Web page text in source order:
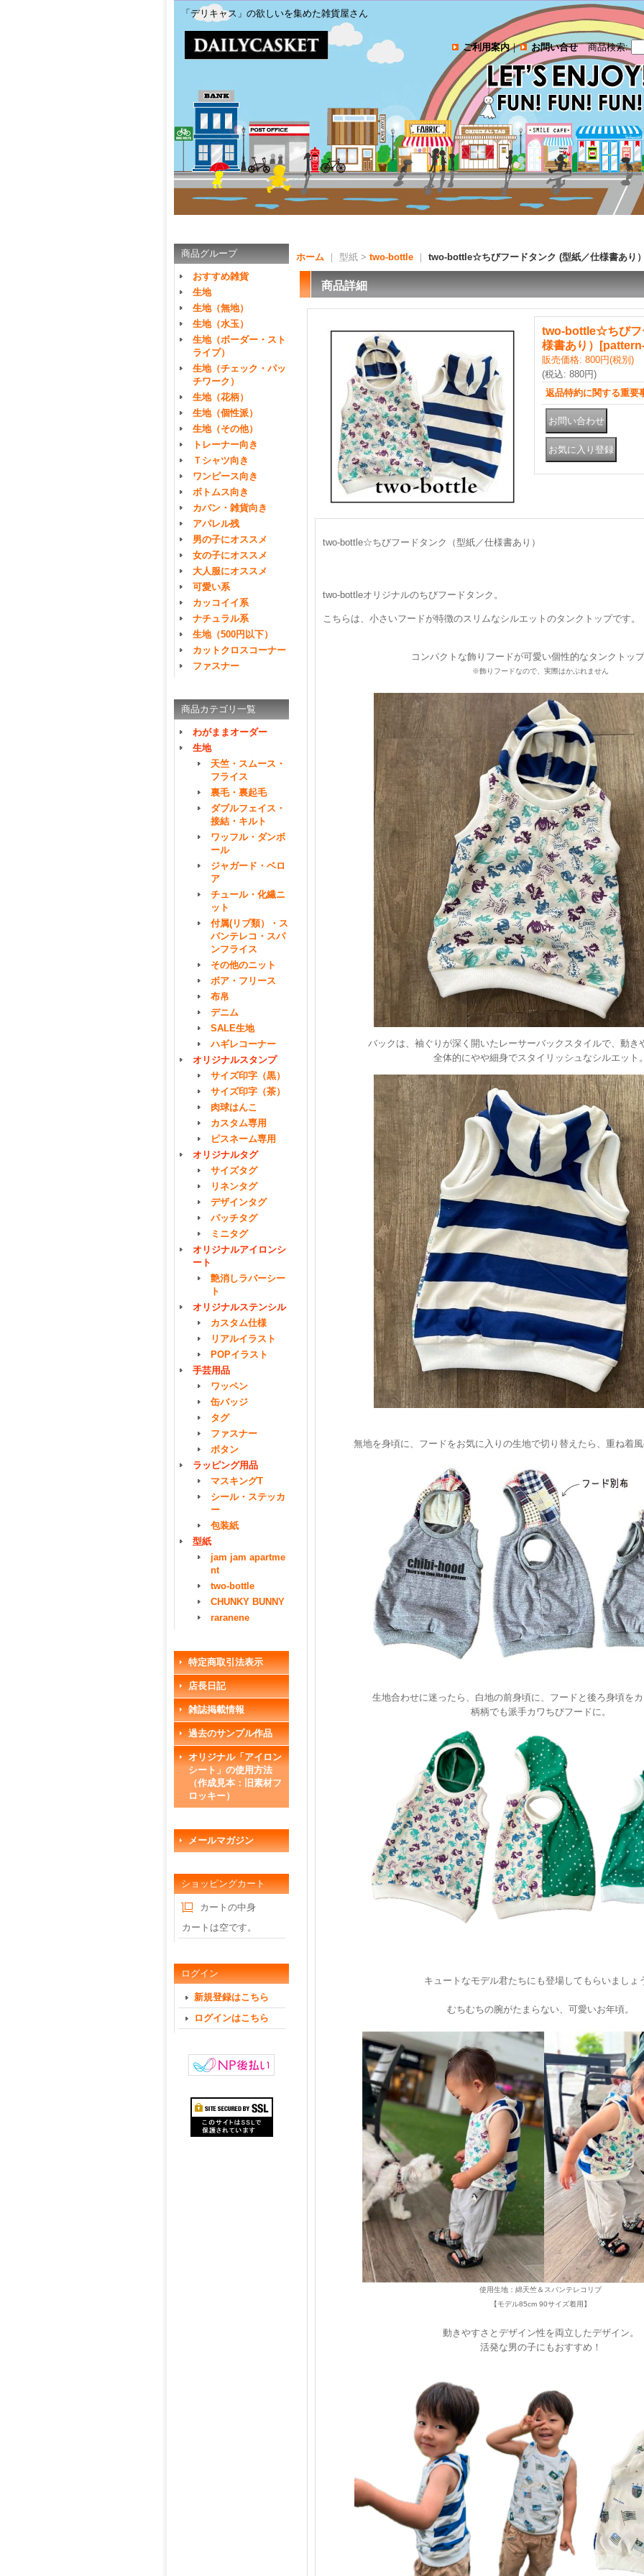
「デリキャス」の欲しいを集めた雑貨屋さん
ご利用案内｜ お問い合せ 商品検索:
商品グループ
おすすめ雑貨
生地
生地（無地）
生地（水玉）
生地（ボーダー・スト
ライプ）
生地（チェック・パッ
チワーク）
生地（花柄）
生地（個性派）
生地（その他）
トレーナー向き
Ｔシャツ向き
ワンピース向き
ボトムス向き
カバン・雑貨向き
アパレル残
男の子にオススメ
女の子にオススメ
大人服にオススメ
可愛い系
カッコイイ系
ナチュラル系
生地（500円以下）
カットクロスコーナー
ファスナー
商品カテゴリ一覧
わがままオーダー
生地
天竺・スムース・
フライス
裏毛・裏起毛
ダブルフェイス・
接結・キルト
ワッフル・ダンボ
ール
ジャガード・ベロ
ア
チュール・化繊ニ
ット
付属(リブ類）・ス
パンテレコ・スパ
ンフライス
その他のニット
ボア・フリース
布帛
デニム
SALE生地
ハギレコーナー
オリジナルスタンプ
サイズ印字（黒）
サイズ印字（茶）
肉球はんこ
カスタム専用
ピスネーム専用
オリジナルタグ
サイズタグ
リネンタグ
デザインタグ
パッチタグ
ミニタグ
オリジナルアイロンシ
ート
艶消しラバーシー
ト
オリジナルステンシル
カスタム仕様
リアルイラスト
POPイラスト
手芸用品
ワッペン
缶バッジ
タグ
ファスナー
ボタン
ラッピング用品
マスキングT
シール・ステッカ
ー
包装紙
型紙
jam jam apartme
nt
two-bottle
CHUNKY BUNNY
raranene
特定商取引法表示
店長日記
雑誌掲載情報
過去のサンプル作品
オリジナル「アイロン
シート」の使用方法
（作成見本：旧素材フ
ロッキー）
メールマガジン
ショッピングカート
カートの中身
カートは空です。
ログイン
新規登録はこちら
ログインはこちら
ホーム ｜ 型紙 > two-bottle two-bottle☆ちびフードタンク (型紙／仕様書あり
商品詳細
two-bottle☆ちびフ
様書あり）
[
販売価格: 800円(税別)
(税込: 880円)
返品特約に関する重要
two-bottle☆ちびフードタンク（型紙／仕様書あり）
two-bottleオリジナルのちびフードタンク。
こちらは、小さいフードが特徴のスリムなシルエットのタンクトップです。
コンパクトな飾りフードが可愛い個性的なタンクトッ
※飾りフードなので、実際はかぶれません
バックは、袖ぐりが深く開いたレーサーバックスタイルで、動き
全体的にやや細身でスタイリッシュなシルエット
無地を身頃に、フードをお気に入りの生地で切り替えたら、重ね着
生地合わせに迷ったら、白地の前身頃に、フードと後ろ身頃を
柄柄でも派手カワちびフードに。
キュートなモデル君たちにも登場してもらいましょ
むちむちの腕がたまらない、可愛いお年頃。
使用生地：綿天竺＆スパンテレコリブ
【モデル85cm 90サイズ着用】
動きやすさとデザイン性を両立 したデザイン。
活発な男の子にもおすすめ！